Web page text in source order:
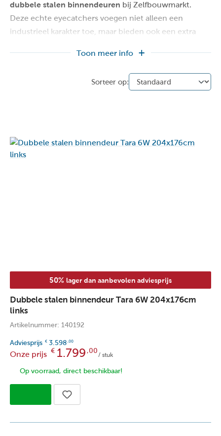
dubbele stalen binnendeuren bij Zelfbouwmarkt.
Deze echte eyecatchers voegen niet alleen een
industrieel karakter toe, maar bieden ook een extra
voor een open interieur. Of je nu kiest voor
draaideuren of schuifdeuren, onze dubbele stalen
deuren stralen elegantie en functionaliteit uit. Bekijk
Toon meer info
50% lager dan aanbevolen adviesprijs
Dubbele stalen binnendeur Tara 6W 204x176cm
links
Artikelnummer: 140192
Adviesprijs € 3.598 ,00
Onze prijs € 1.799 ,00
/ stuk
Op voorraad, direct beschikbaar!